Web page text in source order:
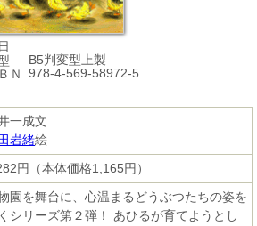
B5判変型上製
Ｎ
978-4-569-58972-5
一成文
岩緒絵
円（本体価格1,165円）
園を舞台に、心温まるどうぶつたちの姿を
シリーズ第２弾！ あひるが育てようとし